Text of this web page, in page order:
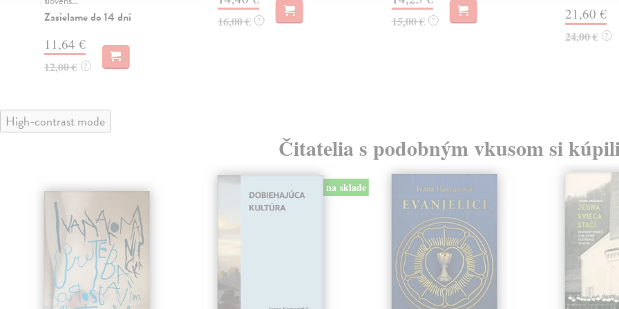
Zasielame do 14 dní
11,64 €
12,00 € ?
16,00 € ? 15,00 € ? 21,60 €
24,00 € ?
High-contrast mode
Čitatelia s podobným vkusom si
na sklade